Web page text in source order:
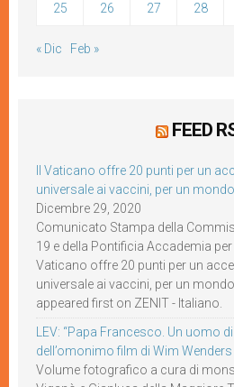
25 26 27 28
« Dic Feb »
FEED
Il Vaticano offre 20 punti per un
universale ai vaccini, per un
Dicembre 29, 2020
Comunicato Stampa della
19 e della Pontificia Accademia per
Vaticano offre 20 punti per un
universale ai vaccini, per un
appeared first on ZENIT - Italiano.
LEV: “Papa Francesco. Un uomo
dell’omonimo film di Wim Wenders
Volume fotografico a cura di